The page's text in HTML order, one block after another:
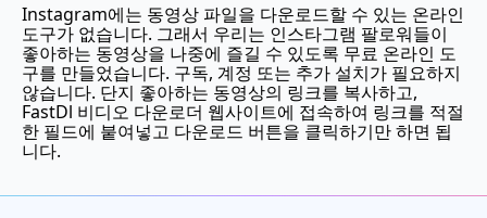
Instagram에는 동영상 파일을 다운로드할 수 있는 온라인
도구가 없습니다. 그래서 우리는 인스타그램 팔로워들이
좋아하는 동영상을 나중에 즐길 수 있도록 무료 온라인 도
구를 만들었습니다. 구독, 계정 또는 추가 설치가 필요하지
않습니다. 단지 좋아하는 동영상의 링크를 복사하고,
FastDl 비디오 다운로더 웹사이트에 접속하여 링크를 적절
한 필드에 붙여넣고 다운로드 버튼을 클릭하기만 하면 됩
니다.